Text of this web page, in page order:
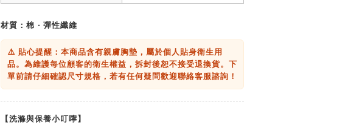
材質：棉 ‧ 彈性纖維
⚠️ 貼心提醒：本商品含有親膚胸墊，屬於個人貼身衛生用
品。為維護每位顧客的衛生權益，拆封後恕不接受退換貨。下
單前請仔細確認尺寸規格，若有任何疑問歡迎聯絡客服諮詢！
【洗滌與保養小叮嚀】